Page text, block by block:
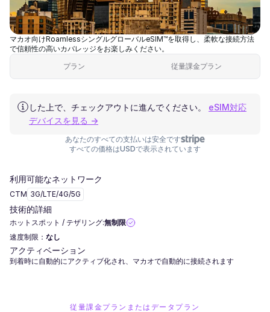
マカオ向けRoamlessシングルグローバルeSIM™を取得し、柔軟な接続方法
で信頼性の高いカバレッジをお楽しみください。
プラン
従量課金プラン
した上で、チェックアウトに進んでください。
eSIM対応
デバイスを見る →
あなたのすべての支払いは安全です
すべての価格はUSDで表示されています
利用可能なネットワーク
CTM 3G/LTE/4G/5G
技術的詳細
ホットスポット / テザリング:無制限
速度制限： なし
アクティベーション
到着時に自動的にアクティブ化され、マカオで自動的に接続されます
従量課金プランまたはデータプラン